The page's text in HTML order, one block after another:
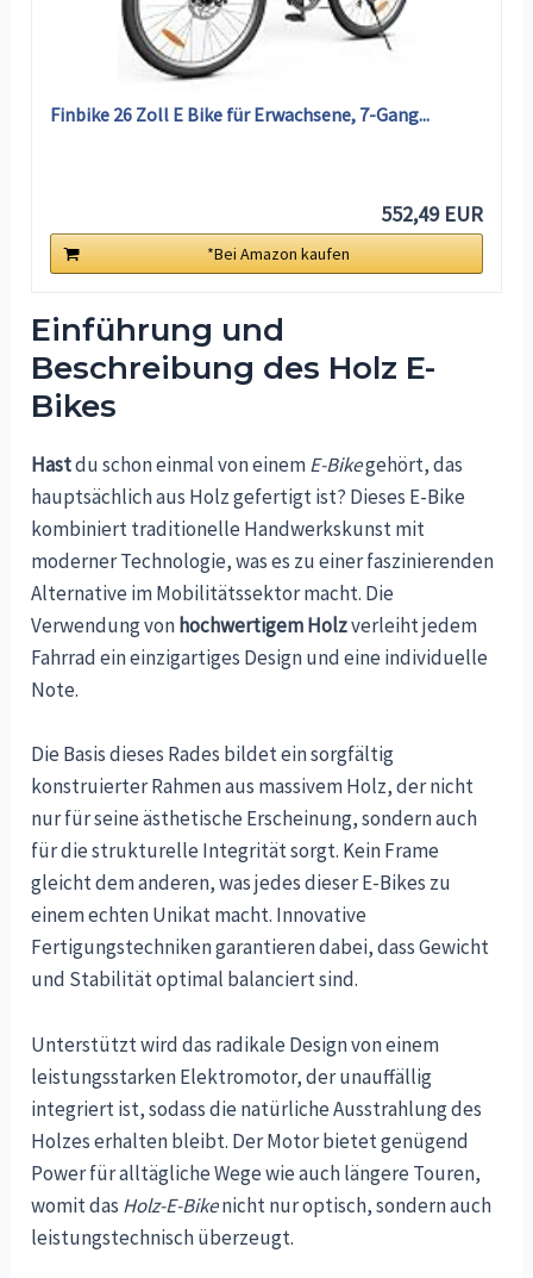
Finbike 26 Zoll E Bike für Erwachsene, 7-Gang...
552,49 EUR
*Bei Amazon kaufen
Einführung und
Beschreibung des Holz E-
Bikes
Hastdu schon einmal von einemE-Bikegehört, das
hauptsächlich aus Holz gefertigt ist? Dieses E-Bike
kombiniert traditionelle Handwerkskunst mit
moderner Technologie, was es zu einer faszinierenden
Alternative im Mobilitätssektor macht. Die
Verwendung von hochwertigem Holzverleiht jedem
Fahrrad ein einzigartiges Design und eine individuelle
Note.
Die Basis dieses Rades bildet ein sorgfältig
konstruierter Rahmen aus massivem Holz, der nicht
nur für seine ästhetische Erscheinung, sondern auch
für die strukturelle Integrität sorgt. Kein Frame
gleicht dem anderen, was jedes dieser E-Bikes zu
einem echten Unikat macht. Innovative
Fertigungstechniken garantieren dabei, dass Gewicht
und Stabilität optimal balanciert sind.
Unterstützt wird das radikale Design von einem
leistungsstarken Elektromotor, der unauffällig
integriert ist, sodass die natürliche Ausstrahlung des
Holzes erhalten bleibt. Der Motor bietet genügend
Power für alltägliche Wege wie auch längere Touren,
womit das Holz-E-Bikenicht nur optisch, sondern auch
leistungstechnisch überzeugt.